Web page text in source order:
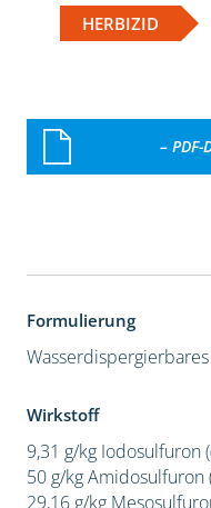
HERBIZID
– PDF-
Formulierung
Wirkstoff
9,31 g/kg Iodosulfuron
50 g/kg Amidosulfuron
29,16 g/kg